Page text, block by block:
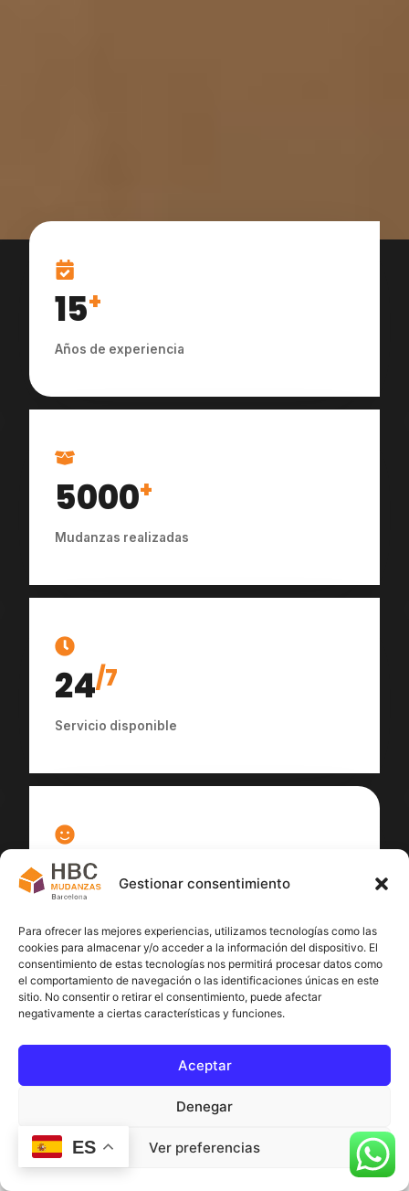
Gestionar consentimiento
Para ofrecer las mejores experiencias, utilizamos tecnologías como las
cookies para almacenar y/o acceder a la información del dispositivo. El
consentimiento de estas tecnologías nos permitirá procesar datos como
el comportamiento de navegación o las identificaciones únicas en este
sitio. No consentir o retirar el consentimiento, puede afectar
negativamente a ciertas características y funciones.
Aceptar
Denegar
Ver preferencias
15+
Años de experiencia
5000+
Mudanzas realizadas
24/7
Servicio disponible
100
ES